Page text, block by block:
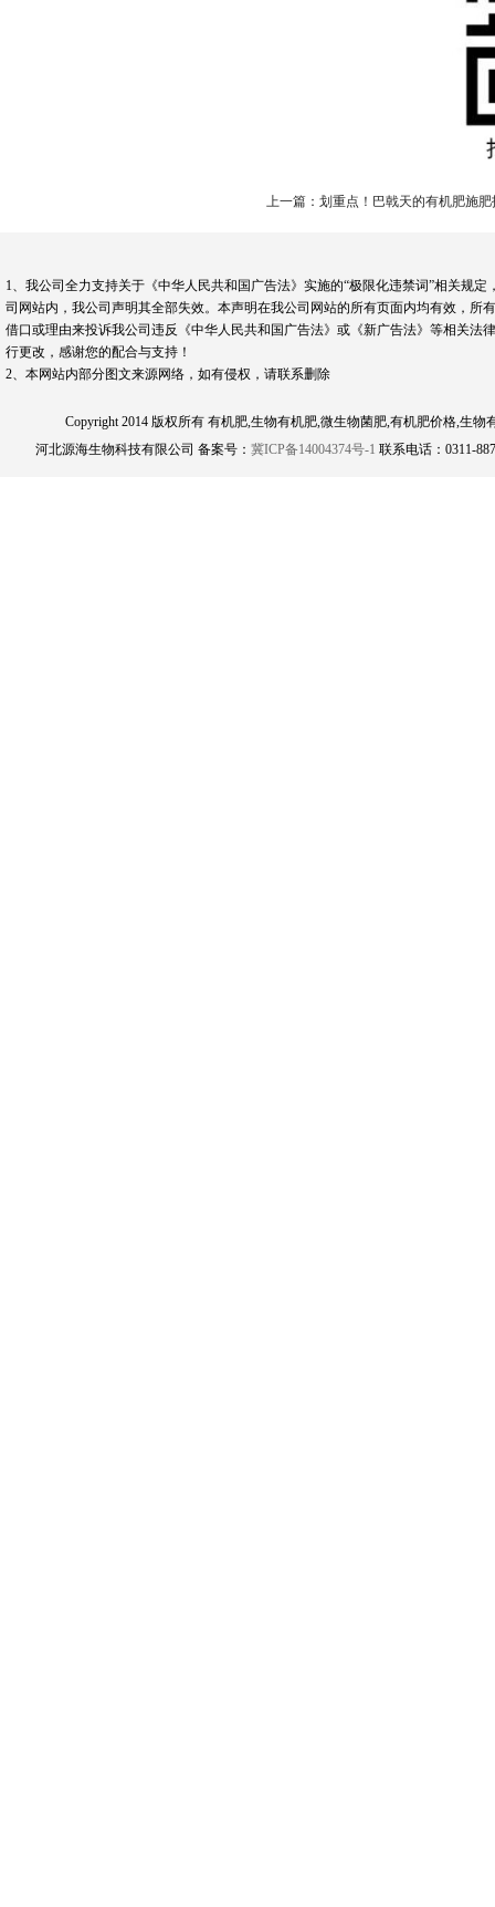
上一篇：划重点！巴戟天的有机肥施肥
1、我公司全力支持关于《中华人民共和国广告法》实施的“极限化违禁词”相关规
司网站内，我公司声明其全部失效。本声明在我公司网站的所有页面内均有效，
借口或理由来投诉我公司违反《中华人民共和国广告法》或《新广告法》等相关
行更改，感谢您的配合与支持！
2、本网站内部分图文来源网络，如有侵权，请联系删除
Copyright 2014 版权所有 有机肥,生物有机肥,微生物菌肥,有机肥价格,生
河北源海生物科技有限公司 备案号： 冀ICP备14004374号-1 联系电话：0311-